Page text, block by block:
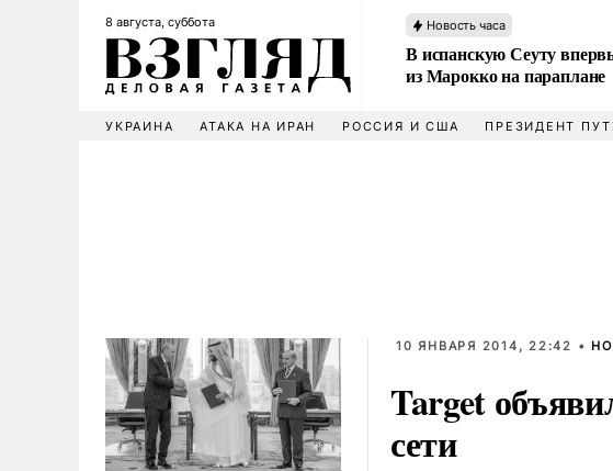
8 августа, суббота Новость часа
В испанскую Сеуту
из Марокко на параплане
УКРАИНА АТАКА НА ИРАН РОССИЯ И США ПРЕЗИДЕНТ
10 ЯНВАРЯ 2014, 22:42 •
Target
сети